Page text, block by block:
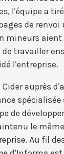
l'équipe a
de
mineurs aient
de travailler
l'entreprise.
Cider auprès
de
le
Au fil